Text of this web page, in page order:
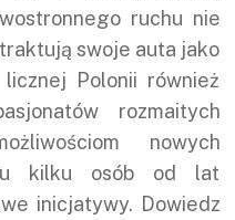
ruchu nie
swoje auta jako
Polonii również
rozmaitych
nowych
kilku osób od lat
inicjatywy. Dowiedz